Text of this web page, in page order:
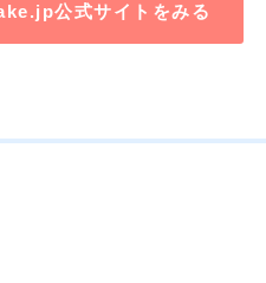
公式サイトをみる